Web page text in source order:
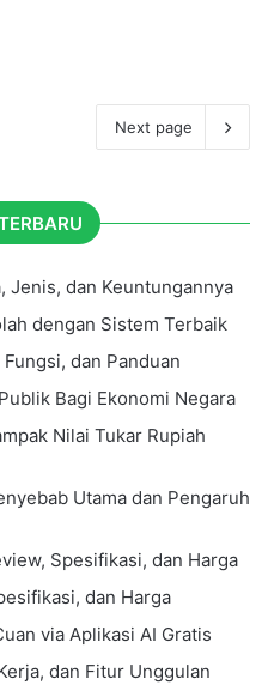
Next page
Jenis, dan Keuntungannya
dengan Sistem Terbaik
dan Panduan
Bagi Ekonomi Negara
Nilai Tukar Rupiah
Utama dan Pengaruh
Spesifikasi, dan Harga
dan Harga
via Aplikasi AI Gratis
dan Fitur Unggulan